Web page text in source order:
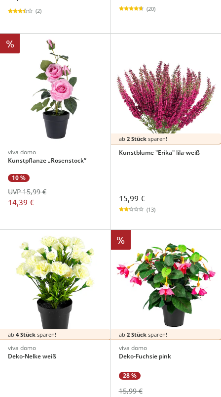
(2) (20)
%
viva domo
Kunstpflanze „Rosenstock“
10 %
14,39 €
UVP 15,99 €
ab 2 Stücksparen!
Kunstblume "Erika" lila-weiß
15,99 €
(13)
ab 4 Stück sparen!
viva domo
Deko-Nelke weiß
%
ab 2 Stücksparen!
viva domo
Deko-Fuchsie pink
28 %
15,99 €